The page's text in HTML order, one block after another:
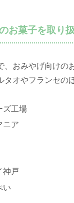
お菓子を取り
、おみやげ向けの
タオやフランセの
ズ工場
ニア
神戸
い